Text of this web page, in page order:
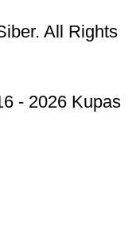
All Rights
- 2026 Kupas